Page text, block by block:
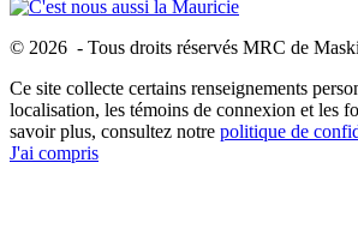
© 2026 - Tous droits réservés MRC de
Ce site collecte certains renseignements
localisation, les témoins de connexion et les
savoir plus, consultez notre politique de
J'ai compris